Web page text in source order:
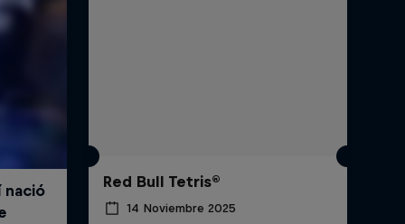
Red Bull Tetris®
14 Noviembre 2025